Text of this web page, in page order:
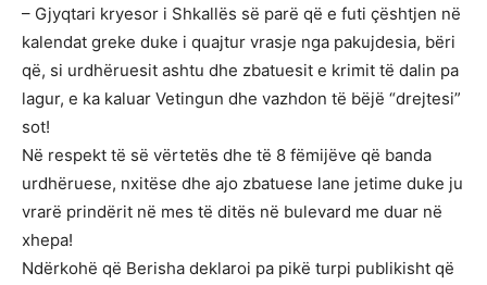
– Gjyqtari kryesor i Shkallës së parë që e futi çështjen në
kalendat greke duke i quajtur vrasje nga pakujdesia, bëri
që, si urdhëruesit ashtu dhe zbatuesit e krimit të dalin pa
lagur, e ka kaluar Vetingun dhe vazhdon të bëjë “drejtesi”
sot!
Në respekt të së vërtetës dhe të 8 fëmijëve që banda
urdhëruese, nxitëse dhe ajo zbatuese lane jetime duke ju
vrarë prindërit në mes të ditës në bulevard me duar në
xhepa!
Ndërkohë që Berisha deklaroi pa pikë turpi publikisht që